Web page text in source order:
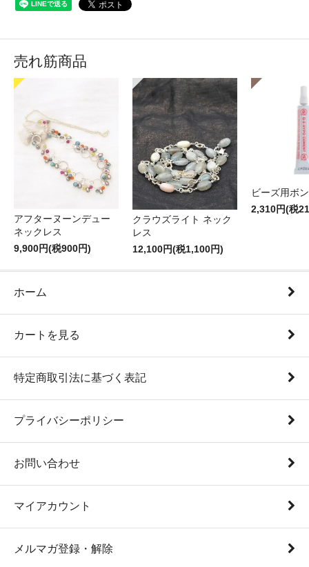
売れ筋商品
アフターヌーンデュー
ネックレス
9,900円(税900円)
クラウズライト ネック
レス
12,100円(税1,100円)
ビーズ用ボ
2,310円(税
ホーム
カートを見る
特定商取引法に基づく表記
プライバシーポリシー
お問い合わせ
マイアカウント
メルマガ登録・解除